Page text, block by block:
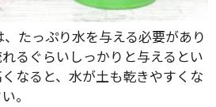
たっぷり水を与える必要があり
るぐらいしっかりと与えるとい
なると、水が土も乾きやすくな
。